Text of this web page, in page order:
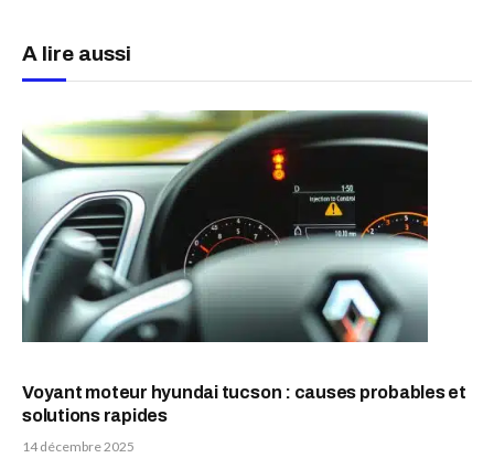
A lire aussi
Voyant moteur hyundai tucson : causes probables et
solutions rapides
14 décembre 2025